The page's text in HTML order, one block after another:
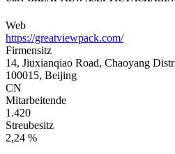
Web
https://greatviewpack.com/
Firmensitz
14, Jiuxianqiao Road, Chaoyang
100015, Beijing
CN
Mitarbeitende
1.420
Streubesitz
2,24 %